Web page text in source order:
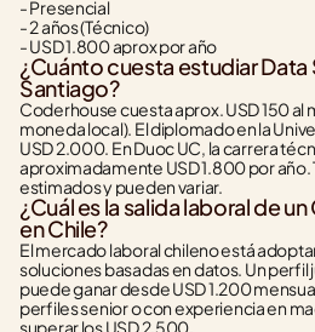
- Presencial
- 2 años (Técnico)
- USD 1.800 aprox por año
¿Cuánto cuesta estudiar Data
Santiago?
Coderhouse cuesta aprox. USD 150 al
moneda local). El diplomado en la
USD 2.000. En Duoc UC, la carrera
aproximadamente USD 1.800 por año.
estimados y pueden variar.
¿Cuál es la salida laboral de
en Chile?
El mercado laboral chileno está
soluciones basadas en datos. Un perfil
puede ganar desde USD 1.200
perfiles senior o con experiencia en
superar los USD 2.500.